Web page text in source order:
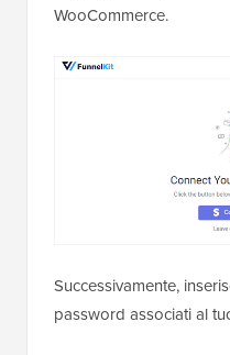
WooCommerce.
Successivamente,
password associati al